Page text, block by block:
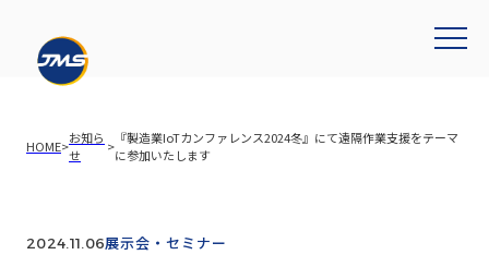
HOME>お知ら
せ
> 『製造業IoTカンファレンス2024冬』にて遠隔作業支援をテーマ
に参加いたします
2024.11.06展示会・セミナー